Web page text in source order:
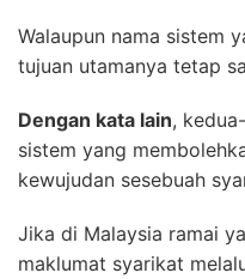
Walaupun nama sistem
tujuan utamanya tetap
Dengan kata lain,
sistem yang
kewujudan sesebuah
Jika di Malaysia ramai
maklumat syarikat